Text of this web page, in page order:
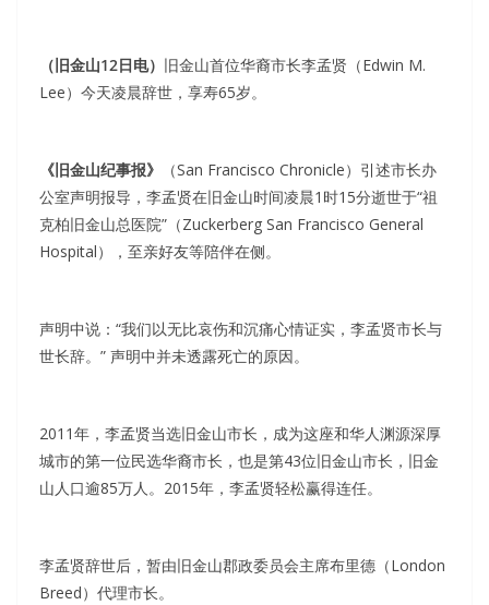
（旧金山12日电） 旧金山首位华裔市长李孟贤（Edwin M.
Lee）今天凌晨辞世，享寿65岁。
《旧金山纪事报》
（San Francisco Chronicle）引述市长办
公室声明报导，李孟贤在旧金山时间凌晨1时15分逝世于“祖
克柏旧金山总医院”（Zuckerberg San Francisco General
Hospital），至亲好友等陪伴在侧。
声明中说：“我们以无比哀伤和沉痛心情证实，李孟贤市长与
世长辞。” 声明中并未透露死亡的原因。
2011年，李孟贤当选旧金山市长，成为这座和华人渊源深厚
城市的第一位民选华裔市长，也是第43位旧金山市长，旧金
山人口逾85万人。2015年，李孟贤轻松赢得连任。
李孟贤辞世后，暂由旧金山郡政委员会主席布里德（London
Breed）代理市长。